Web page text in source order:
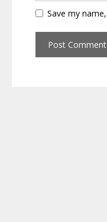
Save my